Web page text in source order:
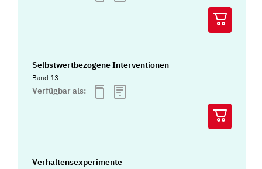
Selbstwertbezogene Interventionen
Band 13
Verfügbar als:
Verhaltensexperimente